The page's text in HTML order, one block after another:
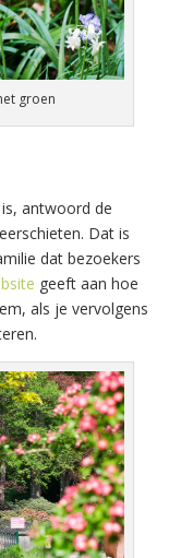
groen
antwoord de
Dat is
dat bezoekers
geeft aan hoe
als je vervolgens